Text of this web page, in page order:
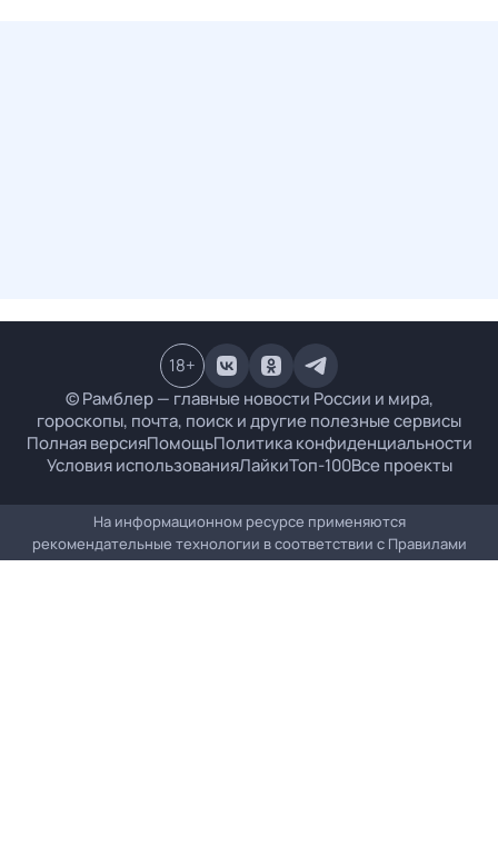
© Рамблер — главные новости России и мира,
гороскопы, почта, поиск и другие полезные сервисы
Полная версияПомощьПолитика конфиденциальности
Условия использованияЛайкиТоп-100Все проекты
18+
На информационном ресурсе применяются
рекомендательные технологии в соответствии с Правилами